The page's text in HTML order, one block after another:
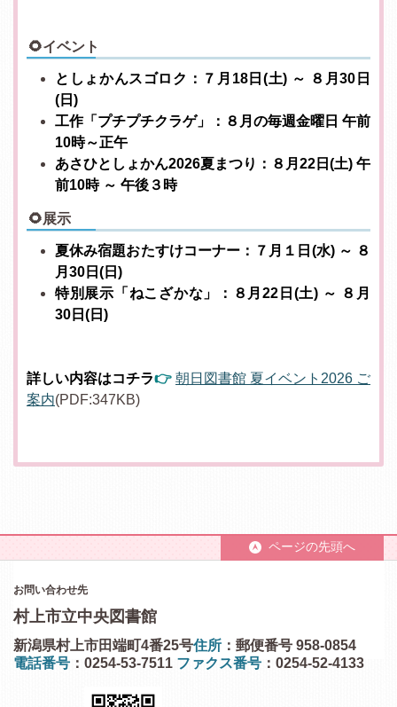
🌻イベント
としょかんスゴロク：７月18日(土) ～ ８月30日
(日)
工作「プチプチクラゲ」：８月の毎週金曜日 午前
10時～正午
あさひとしょかん2026夏まつり：８月22日(土) 午
前10時 ～ 午後３時
🌻展示
夏休み宿題おたすけコーナー：７月１日(水) ～ ８
月30日(日)
特別展示「ねこざかな」：８月22日(土) ～ ８月
30日(日)
詳しい内容はコチラ👉 朝日図書館 夏イベント2026 ご
案内(PDF:347KB)
ページの先頭へ
お問い合わせ先
村上市立中央図書館
住所 ：郵便番号 958-0854
新潟県村上市田端町4番25号
電話番号 ：0254-53-7511 ファクス番号 ：0254-52-4133